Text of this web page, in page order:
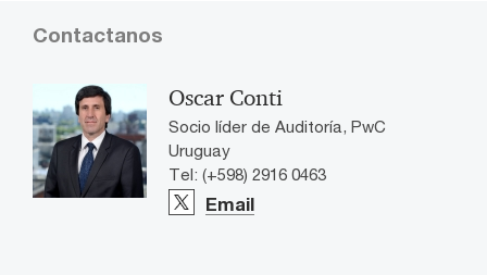
Contactanos
Oscar Conti
Socio líder de Auditoría, PwC
Uruguay
Tel: (+598) 2916 0463
Email